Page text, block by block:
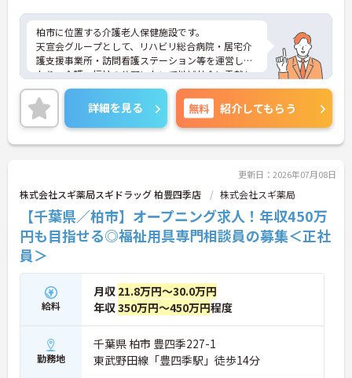
柏市に位置する介護老人保健施設です。
天宣会グループとして、リハビリ総合病院・居宅介
護支援事業所・訪問看護ステーション等を運営して
おり、介護・福祉の分野において地域社会に貢献し
ています。
職員同士がお互いを尊重し、安全で楽しく仕事に取
り組めることもケアの質に影響を与ると考え、職員
間の交流やアットホーム的な雰囲気づくりを心がけ
ています。
詳細をお話しいたしますのでお気軽にご相談くださ
い。
詳細を見る 無料 紹介してもらう
更新日：2026年07月08日
株式会社スギ薬局スギドラッグ 柏豊四季店 株式会社スギ薬局
【千葉県／柏市】オープニング求人！年収450万
円も目指せる◎福祉用具専門相談員の募集＜正社
員＞
給料
月収 21.8万円～30.0万円
年収350万円～450万円程度
勤務地
千葉県 柏市 豊四季227-1
東武野田線「豊四季駅」徒歩14分